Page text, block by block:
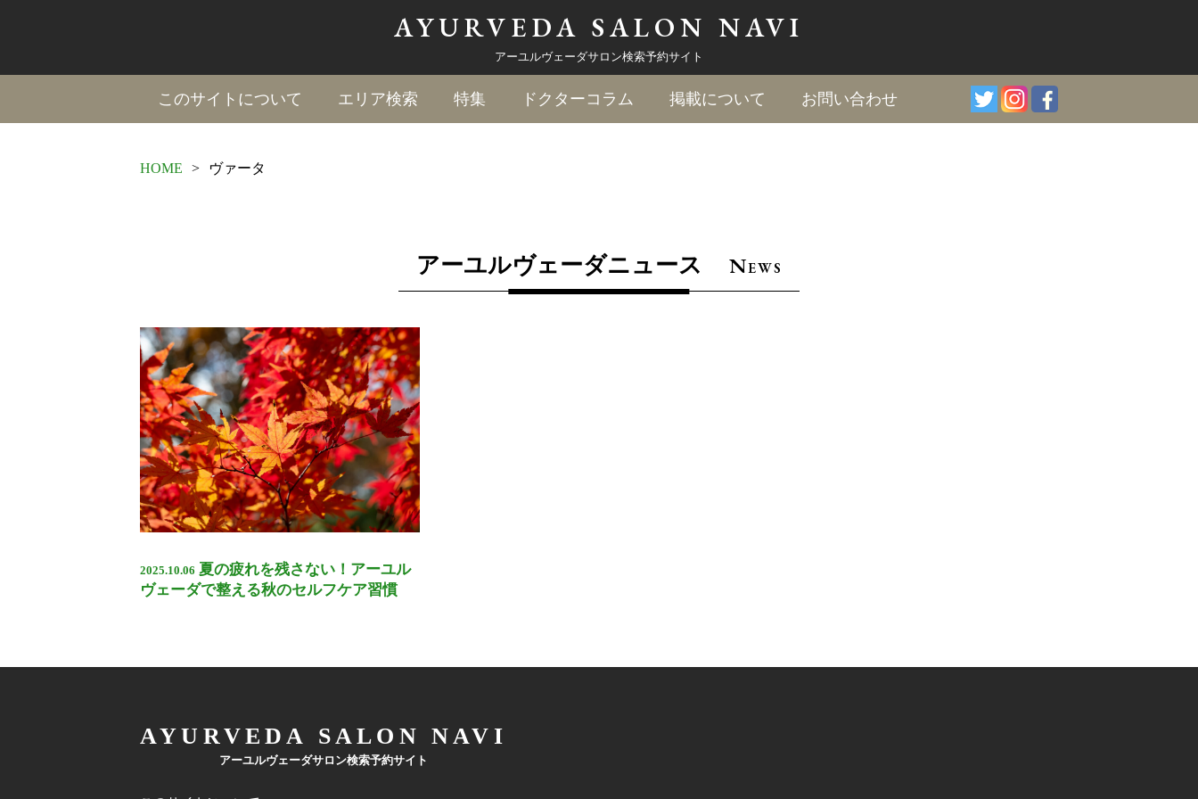
AYURVEDA SALON NAVI
アーユルヴェーダサロン検索予約サイト
このサイトについて エリア検索 特集 ドクターコラム 掲載について お問い合わせ
HOME > ヴァータ
アーユルヴェーダニュース NEWS
2025.10.06 夏の疲れを残さない！アーユル
ヴェーダで整える秋のセルフケア習慣
AYURVEDA SALON NAVI
アーユルヴェーダサロン検索予約サイト